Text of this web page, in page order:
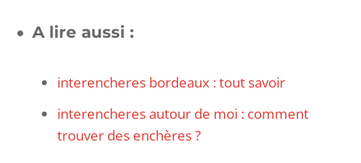
A lire aussi :
interencheres bordeaux : tout savoir
interencheres autour de moi : comment
trouver des enchères ?